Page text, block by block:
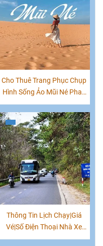
Cho Thuê Trang Phục Chụp
Hình Sống Ảo Mũi Né Phan
Thiết|0847070777
Thông Tin Lịch Chạy|Giá
Vé|Số Điện Thoại Nhà Xe
Tuyến Đà Lạt Phan Thiết